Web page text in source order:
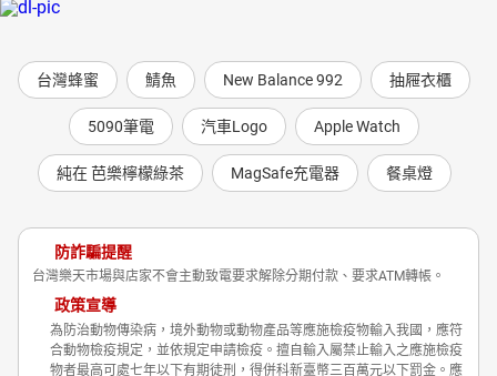
台灣蜂蜜 鯖魚 New Balance 992 抽屜衣櫃
5090筆電 汽車Logo Apple Watch
純在 芭樂檸檬綠茶 MagSafe充電器 餐桌燈
防詐騙提醒
台灣樂天市場與店家不會主動致電要求解除分期付款、要求ATM轉帳。
政策宣導
為防治動物傳染病，境外動物或動物產品等應施檢疫物輸入我國，應符
合動物檢疫規定，並依規定申請檢疫。擅自輸入屬禁止輸入之應施檢疫
物者最高可處七年以下有期徒刑，得併科新臺幣三百萬元以下罰金。應